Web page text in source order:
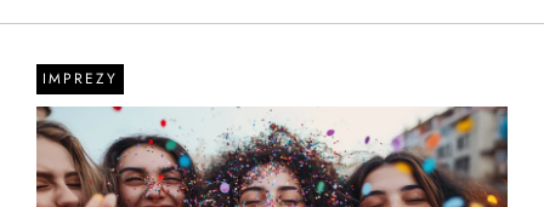
IMPREZY